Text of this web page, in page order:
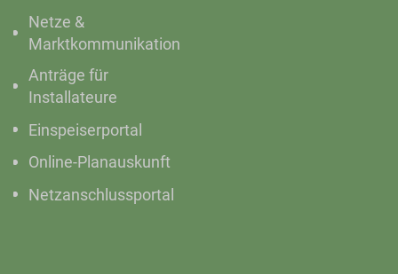
Netze &
Marktkommunikation
Anträge für
Installateure
Einspeiserportal
Online-Planauskunft
Netzanschlussportal